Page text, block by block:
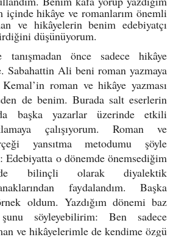
içinde hikâye ve romanlarım önemli
ve hikâyelerin benim edebiyatçı
düşünüyorum.
önce sadece hikâye
Sabahattin Ali beni roman yazmaya
roman ve hikâye yazması
de benim. Burada salt eserlerin
başka yazarlar üzerinde etkili
çalışıyorum. Roman ve
yansıtma metodumu şöyle
Edebiyatta o dönemde önemsediğim
bilinçli olarak diyalektik
faydalandım. Başka
oldum. Yazdığım dönemi baz
söyleyebilirim: Ben sadece
ve hikâyelerimle de kendime özgü